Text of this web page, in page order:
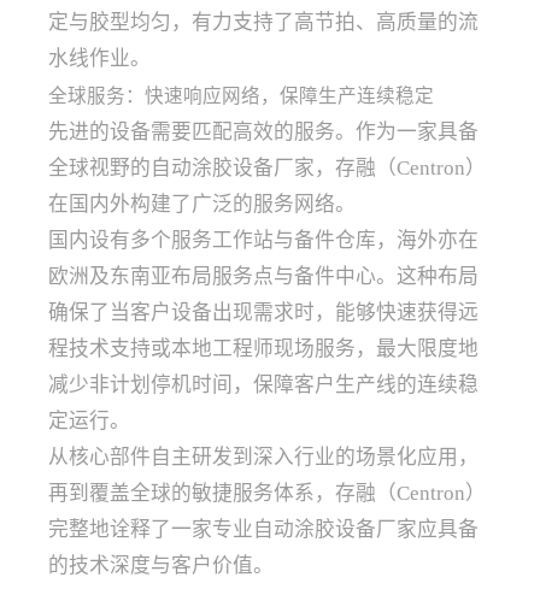
定与胶型均匀，有力支持了高节拍、高质量的流
水线作业。
全球服务：快速响应网络，保障生产连续稳定
先进的设备需要匹配高效的服务。作为一家具备
全球视野的自动涂胶设备厂家，存融（Centron）
在国内外构建了广泛的服务网络。
国内设有多个服务工作站与备件仓库，海外亦在
欧洲及东南亚布局服务点与备件中心。这种布局
确保了当客户设备出现需求时，能够快速获得远
程技术支持或本地工程师现场服务，最大限度地
减少非计划停机时间，保障客户生产线的连续稳
定运行。
从核心部件自主研发到深入行业的场景化应用，
再到覆盖全球的敏捷服务体系，存融（Centron）
完整地诠释了一家专业自动涂胶设备厂家应具备
的技术深度与客户价值。